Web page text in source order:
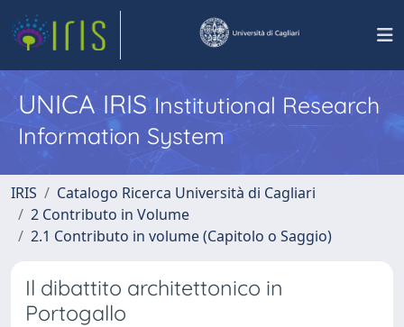
UNICA IRISInstitutional Research
Information System
IRIS
Catalogo Ricerca Università di Cagliari
2 Contributo in Volume
2.1 Contributo in volume (Capitolo o Saggio)
Il dibattito architettonico in
Portogallo